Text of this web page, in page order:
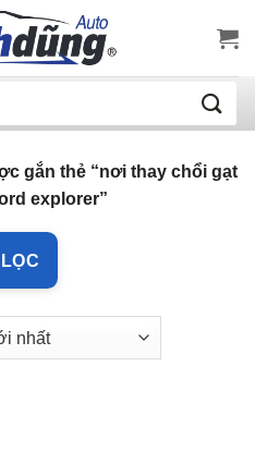
gắn thẻ “nơi thay chổi gạt
explorer”
LỌC